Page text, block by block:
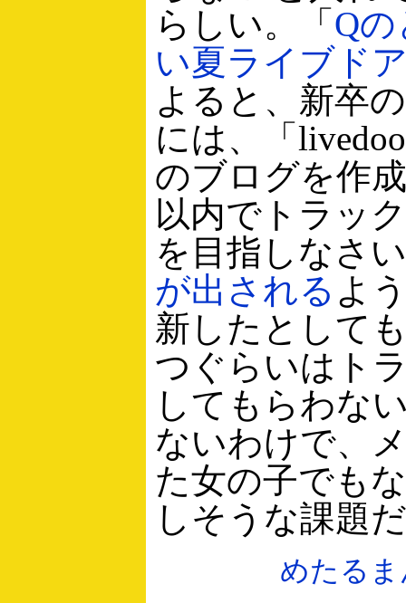
らしい。「 Q
い夏ライブド
よると、新卒
には、「
のブログを作
以内でトラッ
を目指しなさ
が出される よ
新したとして
つぐらいはト
してもらわな
ないわけで、
た女の子でも
しそうな課題
めたる